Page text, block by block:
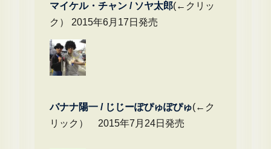
マイケル・チャ ン / ソヤ太郎(←クリッ
ク） 2015年6月17日発売
バナナ陽一 / じじーぽぴゅぽぴゅ(←ク
リック） 2015年7月24日発売